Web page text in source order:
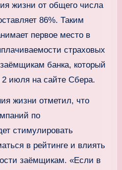
жизни от общего числа
86%. Таким
первое место в
страховых
банка, который
2 июля на сайте Сбера.
жизни отметил, что
по
стимулировать
в рейтинге и влиять
заёмщикам. «Если в